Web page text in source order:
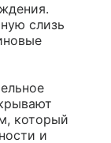
слизь
который
и